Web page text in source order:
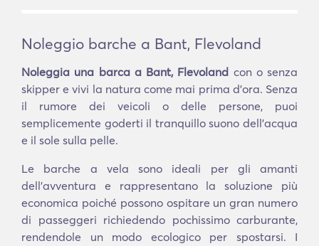
Noleggio barche a Bant, Flevoland
Noleggia una barca a Bant, Flevoland con o senza
skipper e vivi la natura come mai prima d'ora. Senza
il rumore dei veicoli o delle persone, puoi
semplicemente goderti il tranquillo suono dell'acqua
e il sole sulla pelle.
Le barche a vela sono ideali per gli amanti
dell'avventura e rappresentano la soluzione più
economica poiché possono ospitare un gran numero
di passeggeri richiedendo pochissimo carburante,
rendendole un modo ecologico per spostarsi. I